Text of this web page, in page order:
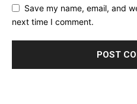
Save my name, email, and
next time I comment.